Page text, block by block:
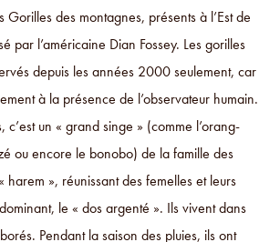
Gorilles des montagnes, présents à l’Est de
par l’américaine Dian Fossey. Les gorilles
depuis les années 2000 seulement, car
à la présence de l’observateur humain.
c’est un « grand singe » (comme l’orang-
ou encore le bonobo) de la famille des
harem », réunissant des femelles et leurs
le « dos argenté ». Ils vivent dans
Pendant la saison des pluies, ils ont